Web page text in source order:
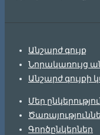
Անշարժ գույք
Նորակառույց
Անշարժ գույքի
Մեր
Գործընկերներ